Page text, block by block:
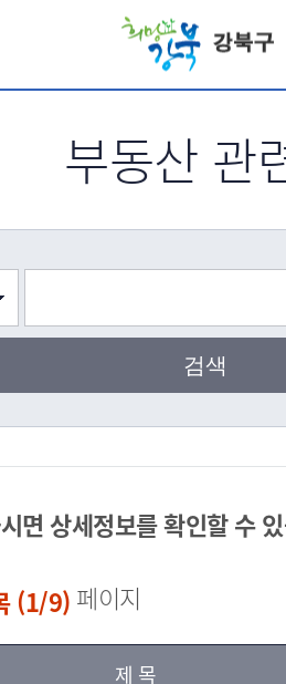
부동산 관
면 상세정보를 확인할 수
(1/9) 페이지
제 목